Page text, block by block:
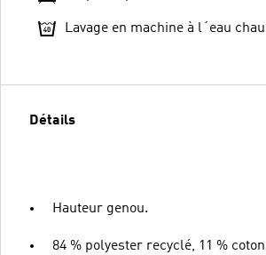
Lavage en machine à l´eau
Détails
Hauteur genou.
84 % polyester recyclé, 11 %